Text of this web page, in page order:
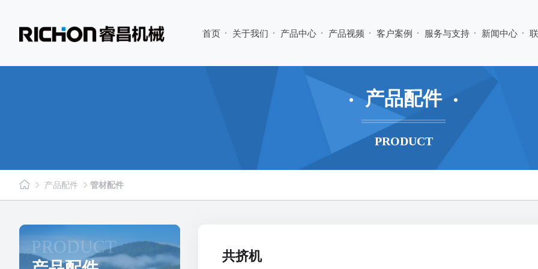
首页 关于我们 产品中心 产品视频 客户案例 服务与支持 新闻中心
产品配件
PRODUCT
产品配件 管材配件
PRODUCT 共挤机